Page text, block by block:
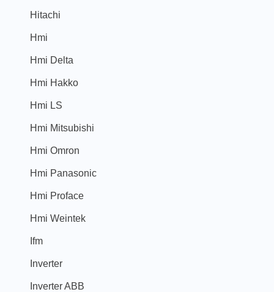
Hitachi
Hmi
Hmi Delta
Hmi Hakko
Hmi LS
Hmi Mitsubishi
Hmi Omron
Hmi Panasonic
Hmi Proface
Hmi Weintek
Ifm
Inverter
Inverter ABB